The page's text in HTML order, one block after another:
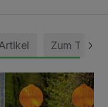
Zum Thema
Kapellen